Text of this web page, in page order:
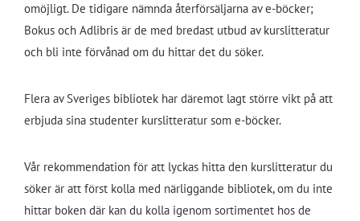
omöjligt. De tidigare nämnda återförsäljarna av e-böcker;
Bokus och Adlibris är de med bredast utbud av kurslitteratur
och bli inte förvånad om du hittar det du söker.
Flera av Sveriges bibliotek har däremot lagt större vikt på att
erbjuda sina studenter kurslitteratur som e-böcker.
Vår rekommendation för att lyckas hitta den kurslitteratur du
söker är att först kolla med närliggande bibliotek, om du inte
hittar boken där kan du kolla igenom sortimentet hos de